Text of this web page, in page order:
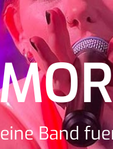
Band